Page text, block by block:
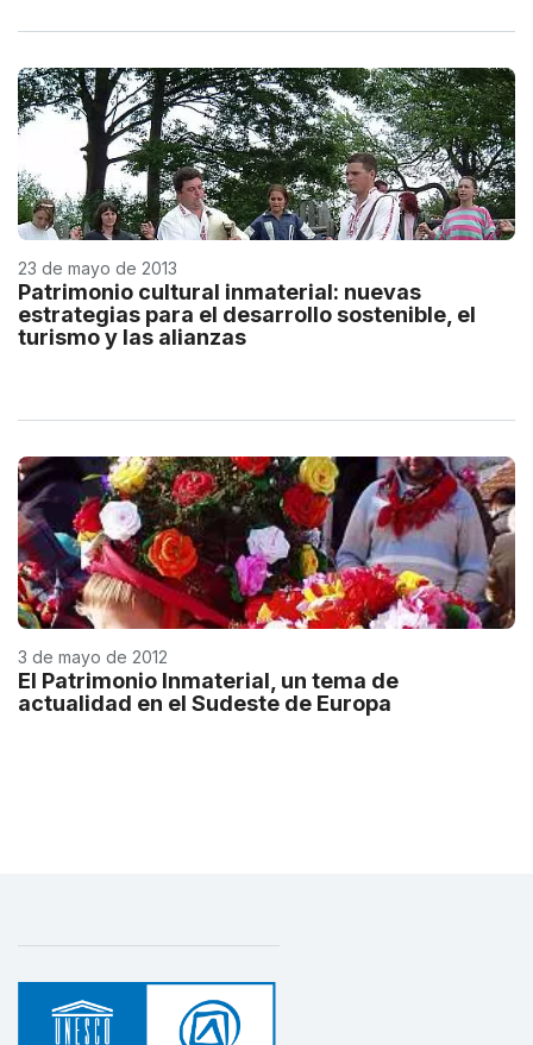
23 de mayo de 2013
Patrimonio cultural inmaterial: nuevas
estrategias para el desarrollo sostenible, el
turismo y las alianzas
3 de mayo de 2012
El Patrimonio Inmaterial, un tema de
actualidad en el Sudeste de Europa